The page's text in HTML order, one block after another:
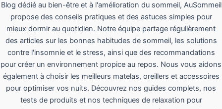
Blog dédié au bien-être et à l'amélioration du sommeil, AuSommeil
propose des conseils pratiques et des astuces simples pour
mieux dormir au quotidien. Notre équipe partage régulièrement
des articles sur les bonnes habitudes de sommeil, les solutions
contre l'insomnie et le stress, ainsi que des recommandations
pour créer un environnement propice au repos. Nous vous aidons
également à choisir les meilleurs matelas, oreillers et accessoires
pour optimiser vos nuits. Découvrez nos guides complets, nos
tests de produits et nos techniques de relaxation pour